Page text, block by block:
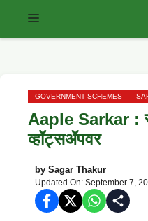
Menu
GOVERNMENT SCHEMES
Aaple Sarkar :
व्हॉट्सॲपवर
by Sagar Thakur
Updated On: September 7,